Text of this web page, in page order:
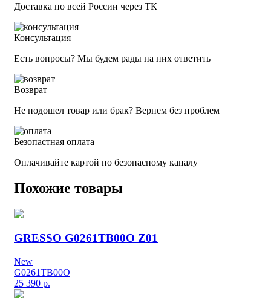
Доставка по всей России через ТК
Консультация
Есть вопросы? Мы будем рады на них ответить
Возврат
Не подошел товар или брак? Вернем без проблем
Безопастная оплата
Оплачивайте картой по безопасному каналу
Похожие товары
GRESSO G0261TB00O Z01
New
G0261TB00O
25 390 р.